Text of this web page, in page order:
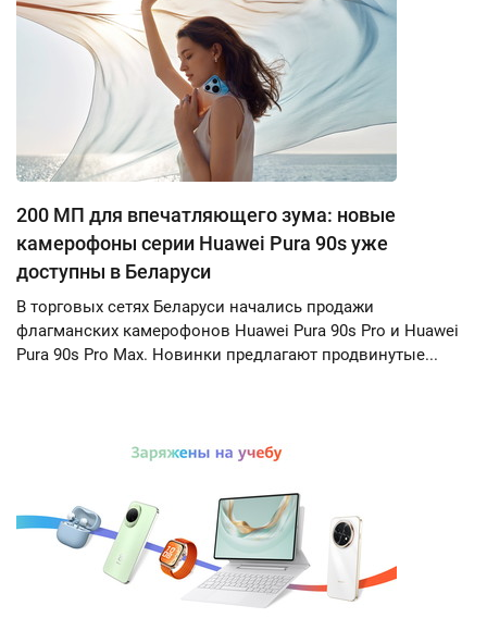
200 МП для впечатляющего зума: новые
камерофоны серии Huawei Pura 90s уже
доступны в Беларуси
В торговых сетях Беларуси начались продажи
флагманских камерофонов Huawei Pura 90s Pro и Huawei
Pura 90s Pro Max. Новинки предлагают продвинутые...